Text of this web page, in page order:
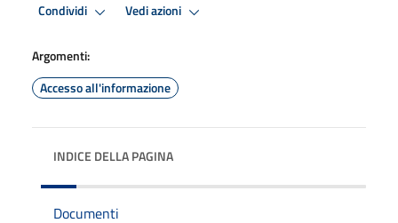
Condividi Vedi azioni
Argomenti:
Accesso all'informazione
INDICE DELLA PAGINA
Documenti